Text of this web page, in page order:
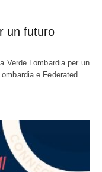
un futuro
Verde Lombardia per un
e Federated